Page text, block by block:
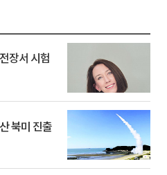
북미 진출